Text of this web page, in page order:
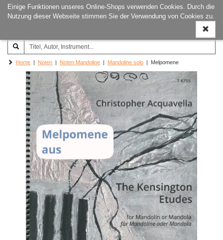
Einige Funktionen unseres Online-Shops verwenden Cookies. Durch die
Nutzung dieser Webseite stimmen Sie der Verwendung von Cookies zu.
ein-/
Joachim‐Trekel‐Musikverlag,
Hamburg
Home | Noten | Noten Mandoline | Mandoline solo | Melpomene